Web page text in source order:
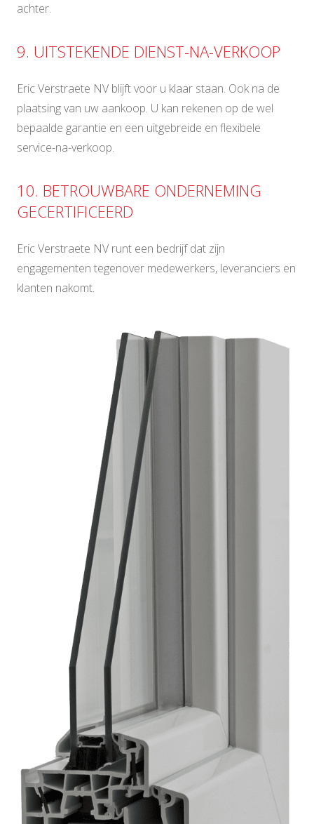
achter.
9. UITSTEKENDE DIENST-NA-VERKOOP
Eric Verstraete NV blijft voor u klaar staan. Ook na de
plaatsing van uw aankoop. U kan rekenen op de wel
bepaalde garantie en een uitgebreide en flexibele
service-na-verkoop.
10. BETROUWBARE ONDERNEMING
GECERTIFICEERD
Eric Verstraete NV runt een bedrijf dat zijn
engagementen tegenover medewerkers, leveranciers en
klanten nakomt.